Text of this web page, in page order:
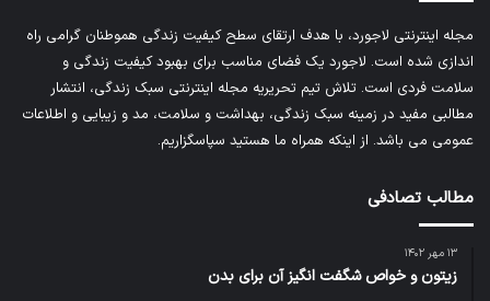
مجله اینترنتی لاجورد، با هدف ارتقای سطح کیفیت زندگی هموطنان گرامی راه
اندازی شده است. لاجورد یک فضای مناسب برای بهبود کیفیت زندگی و
سلامت فردی است. تلاش تیم تحریریه مجله اینترنتی سبک زندگی، انتشار
مطالبی مفید در زمینه سبک زندگی، بهداشت و سلامت، مد و زیبایی و اطلاعات
عمومی می باشد. از اینکه همراه ما هستید سپاسگزاریم.
مطالب تصادفی
۱۳ مهر ۱۴۰۲
زیتون و خواص شگفت انگیز آن برای بدن